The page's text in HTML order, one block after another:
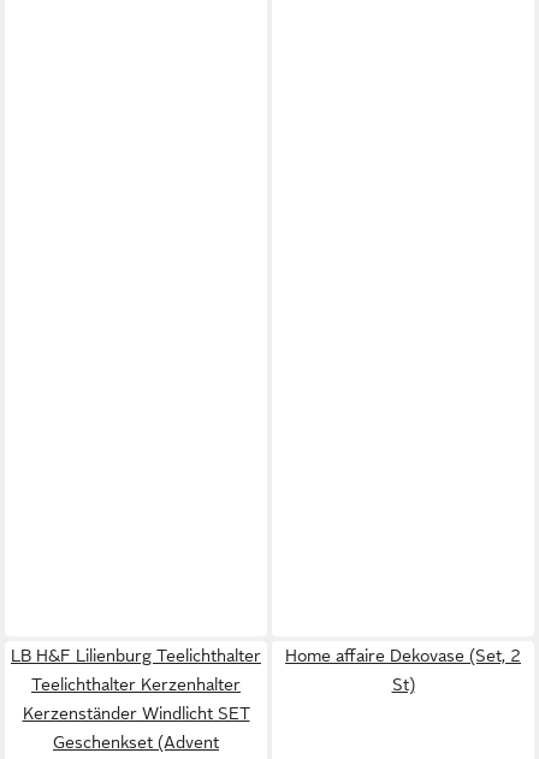
LB H&F Lilienburg Teelichthalter
Teelichthalter Kerzenhalter
Kerzenständer Windlicht SET
Geschenkset (Advent
Home affaire Dekovase (Set, 2
St)